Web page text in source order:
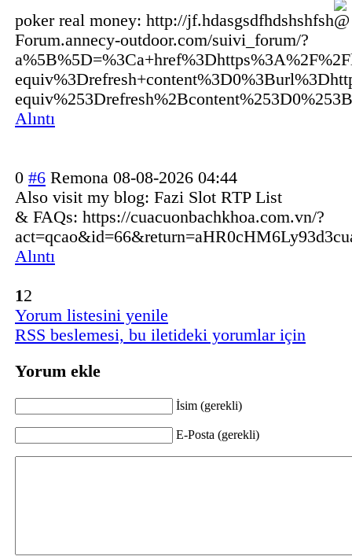
poker real money: http://jf.hdasgsdfhdshshfsh
Forum.annecy-outdoor.com/suivi_forum/?
Alıntı
0 #6 Remona 08-08-2026 04:44
Also visit my blog: Fazi Slot RTP List
& FAQs: https://cuacuonbachkhoa.com.vn/?
Alıntı
12
Yorum listesini yenile
RSS beslemesi, bu iletideki yorumlar için
Yorum ekle
İsim (gerekli)
E-Posta (gerekli)